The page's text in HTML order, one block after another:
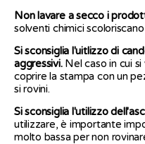
Non lavare a secco i
solventi chimici
Si sconsiglia l'uitlizzo di
aggressivi. Nel caso in cui
coprire la stampa con un
si rovini.
Si sconsiglia l'utilizzo
utilizzare, è importante
molto bassa per non